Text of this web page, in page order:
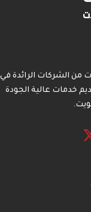
من الشركات الرائدة في
خدمات عالية الجودة